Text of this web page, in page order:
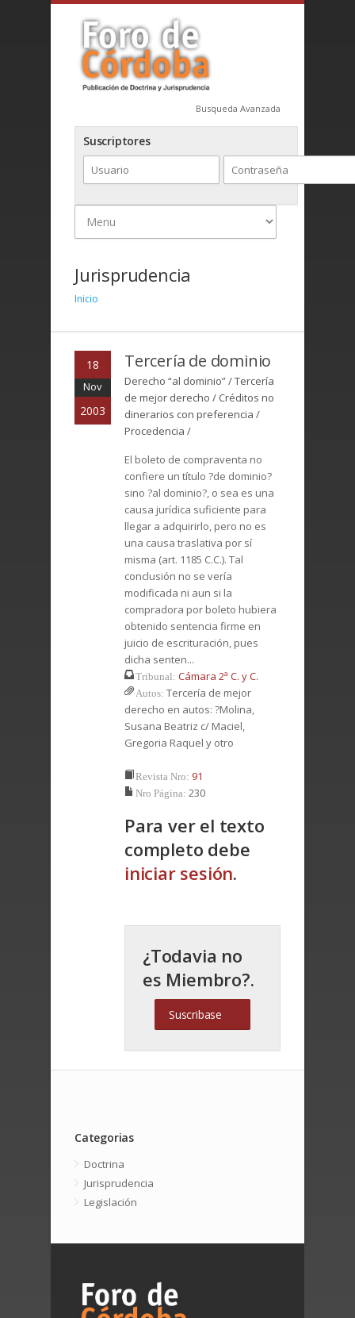
Busqueda Avanzada
Suscriptores
Jurisprudencia
Inicio
18
Nov
2003
Tercería de dominio
Derecho “al dominio” / Tercería
de mejor derecho / Créditos no
dinerarios con preferencia /
Procedencia /
El boleto de compraventa no
confiere un título ?de dominio?
sino ?al dominio?, o sea es una
causa jurídica suficiente para
llegar a adquirirlo, pero no es
una causa traslativa por sí
misma (art. 1185 C.C.). Tal
conclusión no se vería
modificada ni aun si la
compradora por boleto hubiera
obtenido sentencia firme en
juicio de escrituración, pues
dicha senten...
Tribunal: Cámara 2ª C. y C.
Autos: Tercería de mejor
derecho en autos: ?Molina,
Susana Beatriz c/ Maciel,
Gregoria Raquel y otro
Revista Nro: 91
Nro Página: 230
Para ver el texto
completo debe
iniciar sesión.
¿Todavia no
es Miembro?.
Suscribase
Categorias
Doctrina
Jurisprudencia
Legislación